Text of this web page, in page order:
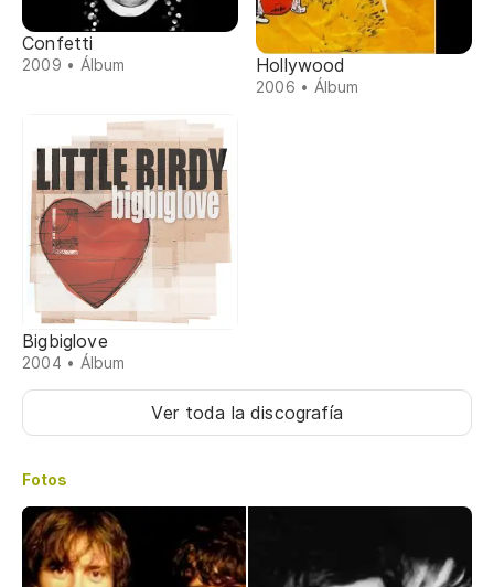
Confetti
2009 • Álbum Hollywood
2006 • Álbum
Bigbiglove
2004 • Álbum
Ver toda la discografía
Fotos